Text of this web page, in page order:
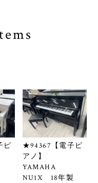
ピ
★94367【電子ピ
アノ】
YAMAHA
NU1X 18年製